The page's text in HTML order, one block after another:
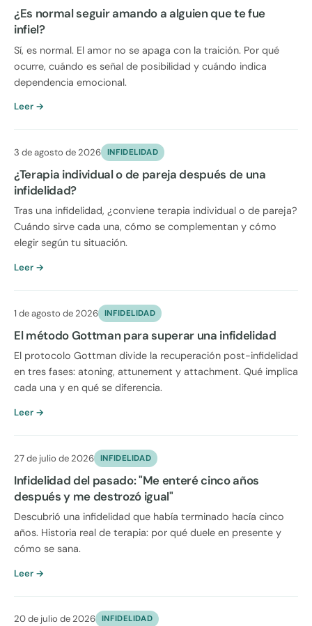
¿Es normal seguir amando a alguien que te fue
infiel?
Sí, es normal. El amor no se apaga con la traición. Por qué
ocurre, cuándo es señal de posibilidad y cuándo indica
dependencia emocional.
Leer →
3 de agosto de 2026 INFIDELIDAD
¿Terapia individual o de pareja después de una
infidelidad?
Tras una infidelidad, ¿conviene terapia individual o de pareja?
Cuándo sirve cada una, cómo se complementan y cómo
elegir según tu situación.
Leer →
1 de agosto de 2026 INFIDELIDAD
El método Gottman para superar una infidelidad
El protocolo Gottman divide la recuperación post-infidelidad
en tres fases: atoning, attunement y attachment. Qué implica
cada una y en qué se diferencia.
Leer →
27 de julio de 2026 INFIDELIDAD
Infidelidad del pasado: "Me enteré cinco años
después y me destrozó igual"
Descubrió una infidelidad que había terminado hacía cinco
años. Historia real de terapia: por qué duele en presente y
cómo se sana.
Leer →
20 de julio de 2026 INFIDELIDAD